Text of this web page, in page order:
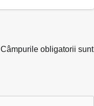
Câmpurile obligatorii sunt